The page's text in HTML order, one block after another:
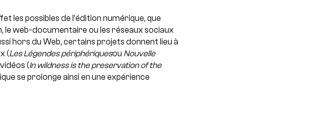
les possibles de l’édition numérique, que
le web-documentaire ou les réseaux sociaux
hors du Web, certains projets donnent lieu à
(Les Légendes périphériquesou Nouvelle
(In wildness is the preservation of the
se prolonge ainsi en une expérience